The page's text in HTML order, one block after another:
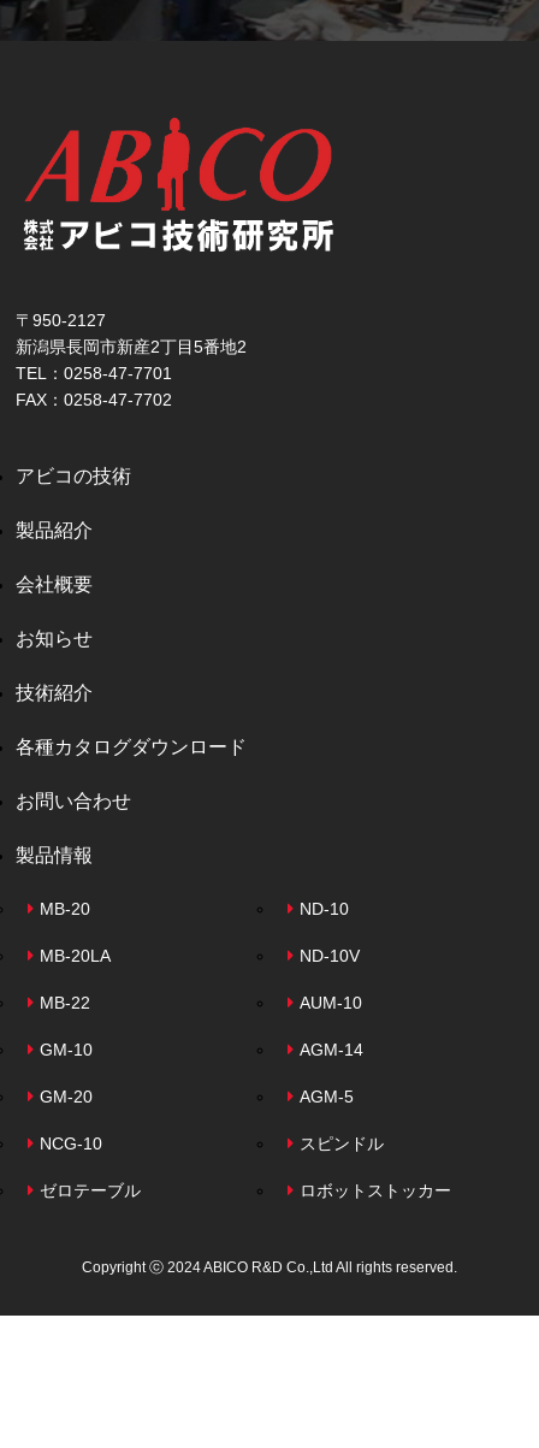
〒950-2127
新潟県長岡市新産2丁目5番地2
TEL：0258-47-7701
FAX：0258-47-7702
アビコの技術
製品紹介
会社概要
お知らせ
技術紹介
各種カタログダウンロード
お問い合わせ
製品情報
MB-20 ND-10
MB-20LA ND-10V
MB-22 AUM-10
GM-10 AGM-14
GM-20 AGM-5
NCG-10 スピンドル
ゼロテーブル ロボットストッカー
Copyright ⓒ 2024 ABICO R&D Co.,Ltd All rights reserved.